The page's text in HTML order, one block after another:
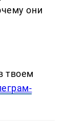
они
твоем